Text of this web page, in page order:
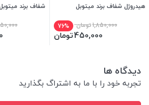
هیدروژل شفاف برند میتوبل
1,850,000تومان 76%
450,000تومان
شفاف برند
دیدگاه ها
تجربه خود را با ما به اشتراگ بگذارید